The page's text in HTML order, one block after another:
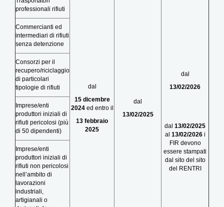
dal
15 dicembre
2024ed entro il
13 febbraio
2025
dal
13/02/2025
dal
13/02/2026
dal 13/02/2025
al 13/02/2026 i
FIR devono
essere stampati
dal sito del sito
del RENTRI
professionali rifiuti
Commercianti ed
intermediari di rifiuti
senza detenzione
Consorzi per il
recupero/riciclaggio
di particolari
tipologie di rifiuti
Imprese/enti
produttori iniziali di
rifiuti pericolosi (più
di 50 dipendenti)
Imprese/enti
produttori iniziali di
rifiuti non pericolosi
nell’ambito di
lavorazioni
industriali,
artigianali o